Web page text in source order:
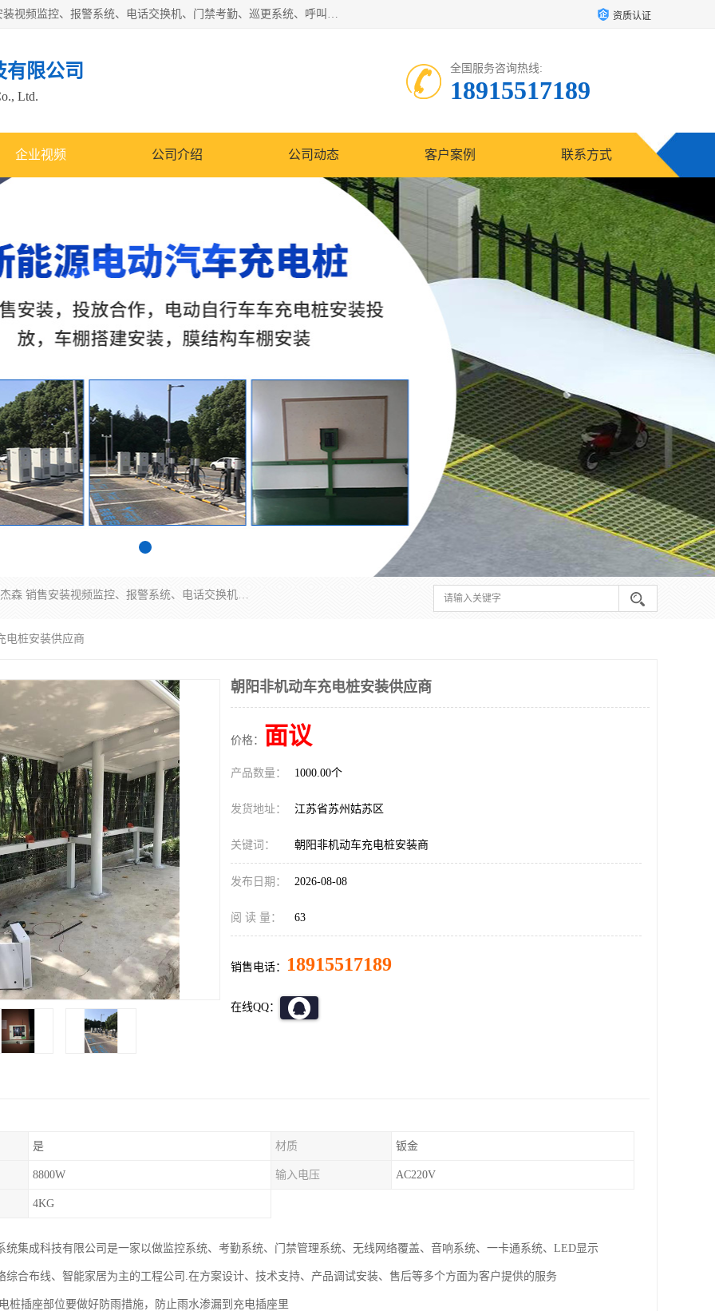
苏州迈凯隆系统集成科技有限公司电话: 联系人:马杰森 销售安装视频监控、报警系统、电话交换机、门禁考勤、巡更系统、呼叫对讲系统、停车场道闸、智能家居、广播系统、综合布线、办公设备、电子商务软件、网络工程、酒店门锁系列 系统集成、VOD视频点播、LED显示屏、节能产品、USP电源、收银机等弱电及智能化项目。 资质认证
限公司
Ltd.
全国服务咨询热线:
18915517189
企业视频 公司介绍 公司动态 客户案例 联系方式
苏州迈凯隆系统集成科技有限公司电话: 联系人:马杰森 销售安装视频监控、报警系统、电话交换机、门禁考勤、巡更系统、呼叫对讲系统、停车场道闸、智能家居、广播系统、综合布线、办公设备、电子商务软件、网络工程、酒店门锁系列 系统集成、VOD视频点播、LED显示屏、节能产品、USP电源、收银机等弱电及智能化项目。
电桩安装供应商
朝阳非机动车充电桩安装供应商
价格： 面议
产品数量： 1000.00个
发货地址： 江苏省苏州姑苏区
关键词： 朝阳非机动车充电桩安装商
发布日期： 2026-08-08
阅 读 量： 63
销售电话： 18915517189
在线QQ：
是 材质 钣金
8800W 输入电压 AC220V
4KG
统集成科技有限公司是一家以做监控系统、考勤系统、门禁管理系统、无线网络覆盖、音响系统、一卡通系统、LED显示
综合布线、智能家居为主的工程公司.在方案设计、技术支持、产品调试安装、售后等多个方面为客户提供的服务
桩插座部位要做好防雨措施，防止雨水渗漏到充电插座里